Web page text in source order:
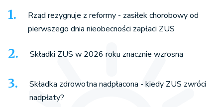
Rząd rezygnuje z reformy - zasiłek chorobowy od
pierwszego dnia nieobecności zapłaci ZUS
Składki ZUS w 2026 roku znacznie wzrosną
Składka zdrowotna nadpłacona - kiedy ZUS zwróci
nadpłaty?